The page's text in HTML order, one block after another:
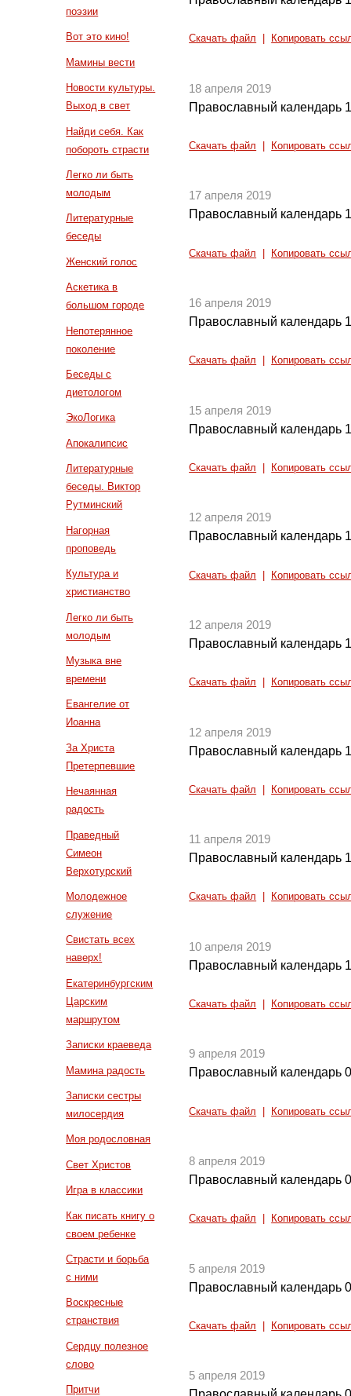
поэзии
Вот это кино!
Мамины вести
Новости культуры.
Выход в свет
Найди себя. Как
побороть страсти
Легко ли быть
молодым
Литературные
беседы
Женский голос
Аскетика в
большом городе
Непотерянное
поколение
Беседы с
диетологом
ЭкоЛогика
Апокалипсис
Литературные
беседы. Виктор
Рутминский
Нагорная
проповедь
Культура и
христианство
Легко ли быть
молодым
Музыка вне
времени
Евангелие от
Иоанна
За Христа
Претерпевшие
Нечаянная
радость
Праведный
Симеон
Верхотурский
Молодежное
служение
Свистать всех
наверх!
Екатеринбургским
Царским
маршрутом
Записки краеведа
Мамина радость
Записки сестры
милосердия
Моя родословная
Свет Христов
Игра в классики
Как писать книгу о
своем ребенке
Страсти и борьба
с ними
Воскресные
странствия
Сердцу полезное
слово
Притчи
Скачать файл Копировать
18 апреля 2019
Православный календарь
Скачать файл Копировать
17 апреля 2019
Православный календарь
Скачать файл Копировать
16 апреля 2019
Православный календарь
Скачать файл Копировать
15 апреля 2019
Православный календарь
Скачать файл Копировать
12 апреля 2019
Православный календарь
Скачать файл Копировать
12 апреля 2019
Православный календарь
Скачать файл Копировать
12 апреля 2019
Православный календарь
Скачать файл Копировать
11 апреля 2019
Православный календарь
Скачать файл Копировать
10 апреля 2019
Православный календарь
Скачать файл Копировать
9 апреля 2019
Православный календарь
Скачать файл Копировать
8 апреля 2019
Православный календарь
Скачать файл Копировать
5 апреля 2019
Православный календарь
Скачать файл Копировать
5 апреля 2019